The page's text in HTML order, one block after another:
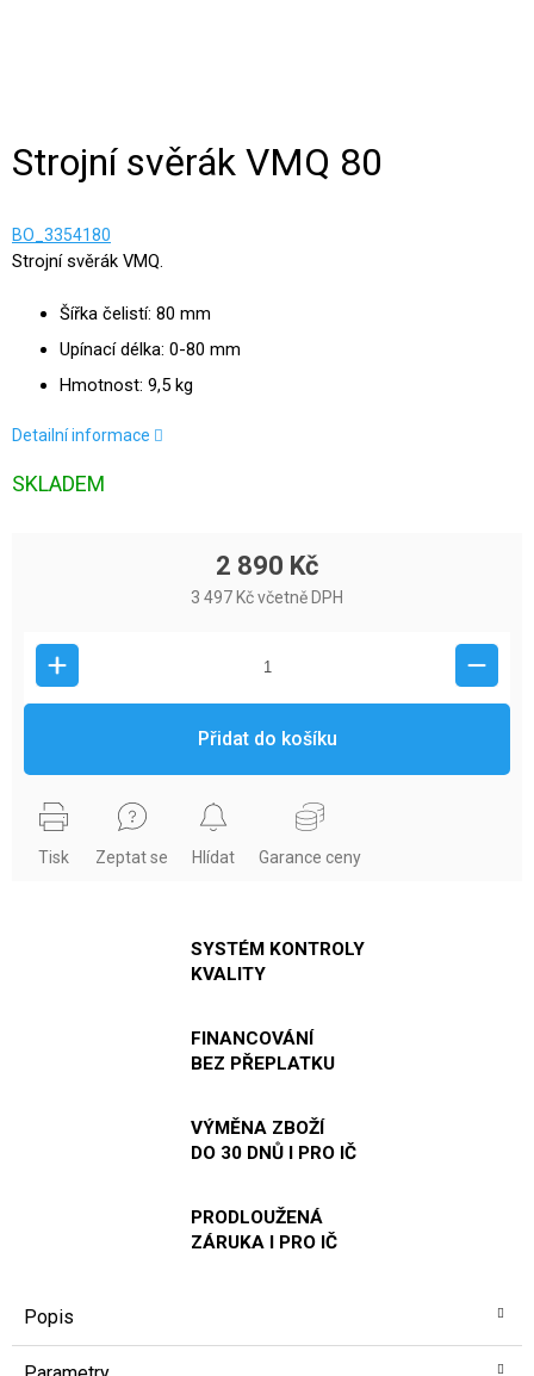
Strojní svěrák VMQ 80
BO_3354180
Strojní svěrák VMQ.
Šířka čelistí: 80 mm
Upínací délka: 0-80 mm
Hmotnost: 9,5 kg
Detailní informace
SKLADEM
2 890 Kč
3 497 Kč včetně DPH
Přidat do košíku
Tisk Zeptat se Hlídat Garance ceny
SYSTÉM KONTROLY
KVALITY
FINANCOVÁNÍ
BEZ PŘEPLATKU
VÝMĚNA ZBOŽÍ
DO 30 DNŮ I PRO IČ
PRODLOUŽENÁ
ZÁRUKA I PRO IČ
Popis